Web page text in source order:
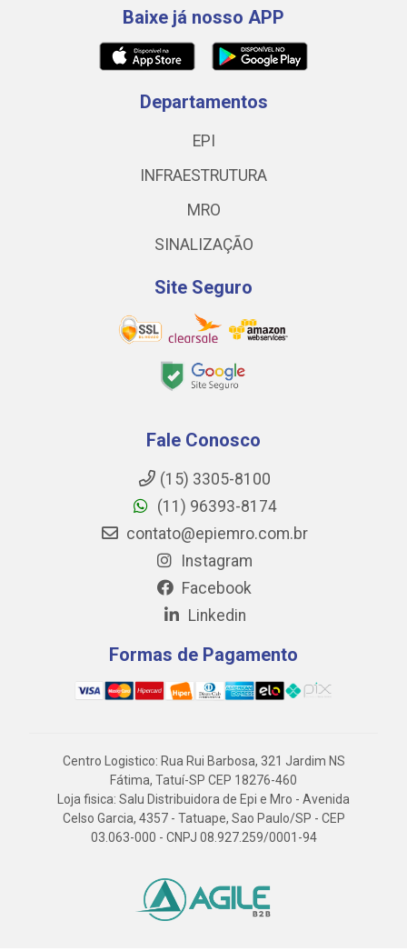
Baixe já nosso APP
Departamentos
EPI
INFRAESTRUTURA
MRO
SINALIZAÇÃO
Site Seguro
Fale Conosco
(15) 3305-8100
(11) 96393-8174
contato@epiemro.com.br
Instagram
Facebook
Linkedin
Formas de Pagamento
Centro Logistico: Rua Rui Barbosa, 321 Jardim NS
Fátima, Tatuí-SP CEP 18276-460
Loja fisica: Salu Distribuidora de Epi e Mro - Avenida
Celso Garcia, 4357 - Tatuape, Sao Paulo/SP - CEP
03.063-000 - CNPJ 08.927.259/0001-94